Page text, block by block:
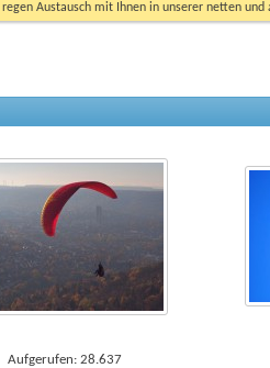
Austausch mit Ihnen in unserer netten
Aufgerufen: 28.637